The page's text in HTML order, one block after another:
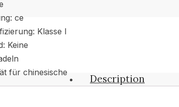
ce
Klasse I
Keine
für chinesische
Description